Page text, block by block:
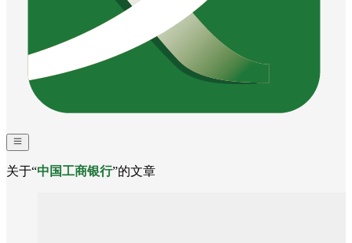
关于“中国工商银行”的文章